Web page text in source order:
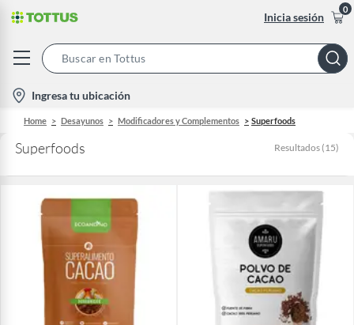
Inicia sesión
0
Bar
location-
icon
Ingresa tu ubicación
Home Desayunos Modificadores y Complementos Superfoods
Superfoods Resultados (15)